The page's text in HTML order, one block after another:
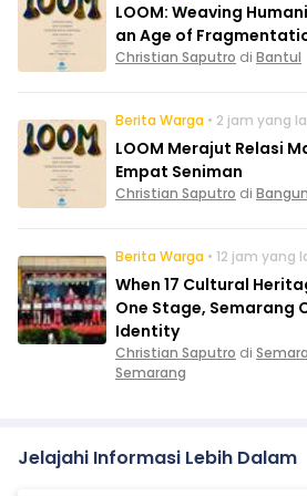
LOOM: Weaving
an Age of
Christian Saputro di Bantul
Berita Warga • 2 jam yang
LOOM Merajut Relasi
Empat Seniman
Christian Saputro di
Berita Warga • 12 jam yang
When 17 Cultural
One Stage, Semarang
Identity
Christian Saputro di
Semarang
Jelajahi Informasi Lebih Dalam